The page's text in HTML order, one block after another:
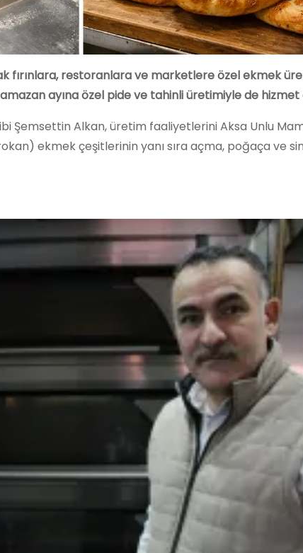
fırınlara, restoranlara ve marketlere özel ekmek
ayına özel pide ve tahinli üretimiyle de hizmet
Şemsettin Alkan, üretim faaliyetlerini Aksa Unlu
ekmek çeşitlerinin yanı sıra açma, poğaça ve